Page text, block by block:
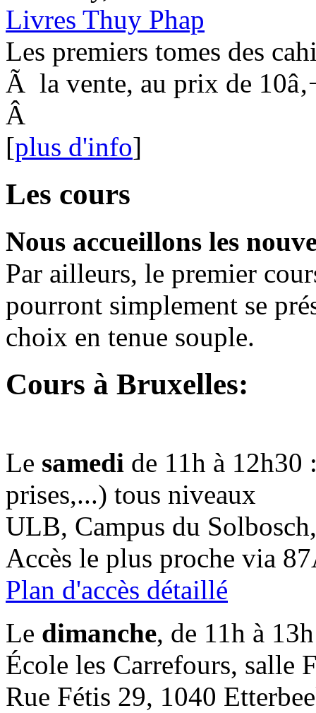
Livres Thuy Phap
Les premiers tomes des
Ã la vente, au prix de
Â
[plus d'info]
Les cours
Nous accueillons les
Par ailleurs, le premier
pourront simplement se
choix en tenue souple.
Cours à Bruxelles:
Le samedi de 11h à 12h30
prises,...) tous niveaux
ULB, Campus du
Accès le plus proche via
Plan d'accès détaillé
Le dimanche, de 11h à
École les Carrefours, salle
Rue Fétis 29, 1040